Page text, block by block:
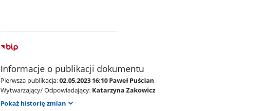
Informacje o publikacji dokumentu
Pierwsza publikacja:02.05.2023 16:10 Paweł Puścian
Wytwarzający/ Odpowiadający: Katarzyna Zakowicz
Pokaż historię zmian